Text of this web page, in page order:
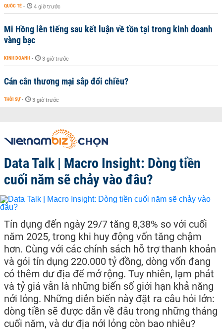
QUỐC TẾ - 4 giờ trước
Mi Hồng lên tiếng sau kết luận về tồn tại trong kinh doanh
vàng bạc
KINH DOANH - 3 giờ trước
Cán cân thương mại sắp đổi chiều?
THỜI SỰ - 3 giờ trước
Data Talk | Macro Insight: Dòng tiền
cuối năm sẽ chảy vào đâu?
Tín dụng đến ngày 29/7 tăng 8,38% so với cuối
năm 2025, trong khi huy động vốn tăng chậm
hơn. Cùng với các chính sách hỗ trợ thanh khoản
và gói tín dụng 220.000 tỷ đồng, dòng vốn đang
có thêm dư địa để mở rộng. Tuy nhiên, lạm phát
và tỷ giá vẫn là những biến số giới hạn khả năng
nới lỏng. Những diễn biến này đặt ra câu hỏi lớn:
dòng tiền sẽ được dẫn về đâu trong những tháng
cuối năm, và dư địa nới lỏng còn bao nhiêu?